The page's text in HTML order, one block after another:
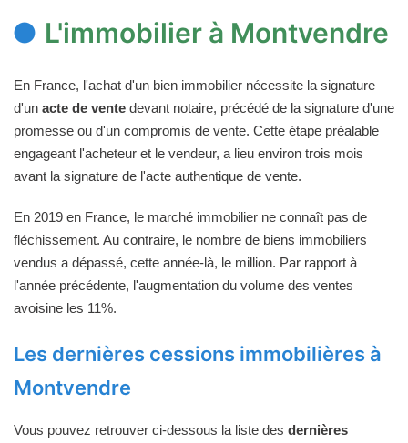
L'immobilier à Montvendre
En France, l'achat d'un bien immobilier nécessite la signature
d'un acte de vente devant notaire, précédé de la signature d'une
promesse ou d'un compromis de vente. Cette étape préalable
engageant l'acheteur et le vendeur, a lieu environ trois mois
avant la signature de l'acte authentique de vente.
En 2019 en France, le marché immobilier ne connaît pas de
fléchissement. Au contraire, le nombre de biens immobiliers
vendus a dépassé, cette année-là, le million. Par rapport à
l'année précédente, l'augmentation du volume des ventes
avoisine les 11%.
Les dernières cessions immobilières à
Montvendre
Vous pouvez retrouver ci-dessous la liste des dernières